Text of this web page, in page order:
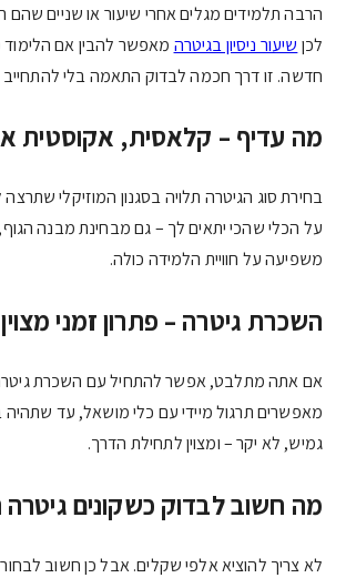
הרבה תלמידים מגלים אחרי שיעור או שניים שהם
לכן שיעור ניסיון בגיטרה מאפשר להבין אם
חדשה. זו דרך חכמה לבדוק התאמה בלי להתחייב
מה עדיף – קלאסית, אקוסטית
בחירת סוג הגיטרה תלויה בסגנון המוזיקלי
על הכלי שהכי יתאים לך – גם מבחינת מבנה
משפיעה על חוויית הלמידה כולה.
השכרת גיטרה – פתרון זמני מצוין
אם אתה מתלבט, אפשר להתחיל עם השכרת
מאפשרים תרגול מיידי עם כלי מושאל, עד
גמיש, לא יקר – ומצוין לתחילת הדרך.
מה חשוב לבדוק כשקונים גיטרה
לא צריך להוציא אלפי שקלים. אבל כן חשוב לבחור